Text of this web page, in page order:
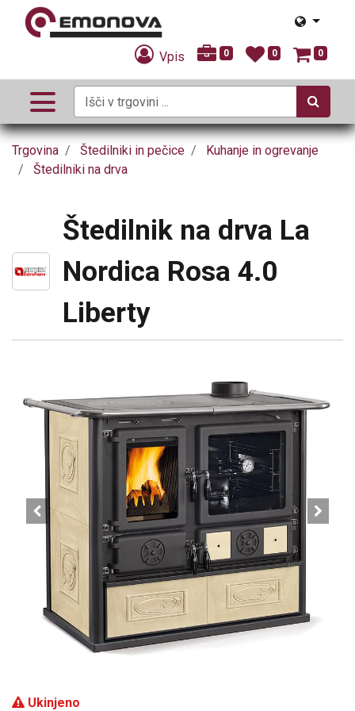
Vpis 0 0 0
Trgovina Štedilniki in pečice
Kuhanje in ogrevanje
Štedilniki na drva
Štedilnik na drva La
Nordica Rosa 4.0
Liberty
Ukinjeno